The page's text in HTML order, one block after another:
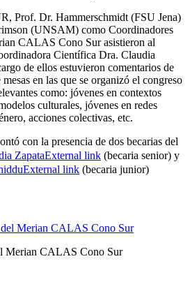
Prof. Dr. Hammerschmidt (FSU Jena)
(UNSAM) como Coordinadores
CALAS Cono Sur asistieron al
Científica Dra. Claudia
de ellos estuvieron comentarios de
en las que se organizó el congreso
como: jóvenes en contextos
culturales, jóvenes en redes
acciones colectivas, etc.
con la presencia de dos becarias del
ZapataExternal link (becaria senior) y
External link (becaria junior)
Merian CALAS Cono Sur